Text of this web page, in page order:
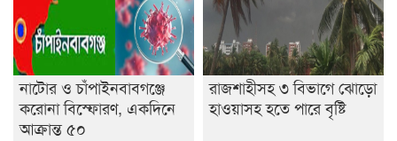
নাটোর ও চাঁপাইনবাবগঞ্জে
করোনা বিস্ফোরণ, একদিনে
আক্রান্ত ৫০
রাজশাহীসহ ৩ বিভাগে ঝোড়ো
হাওয়াসহ হতে পারে বৃষ্টি